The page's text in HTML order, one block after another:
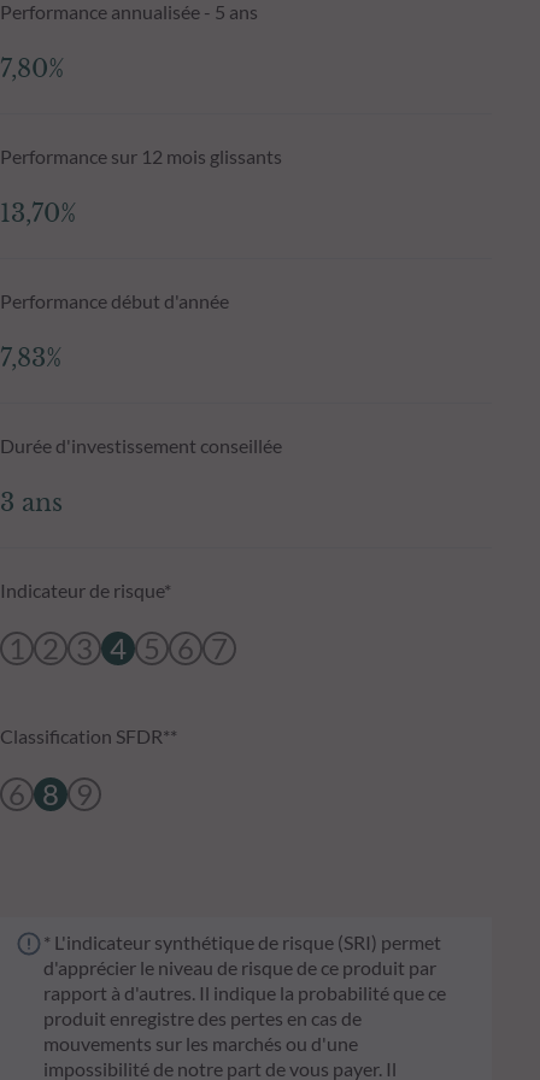
Performance annualisée - 5 ans
7,80%
Performance sur 12 mois glissants
13,70%
Performance début d'année
7,83%
Durée d'investissement conseillée
3 ans
Indicateur de risque*
1 2 3 4 5 6 7
Classification SFDR**
6 8 9
* L'indicateur synthétique de risque (SRI) permet
d'apprécier le niveau de risque de ce produit par
rapport à d'autres. Il indique la probabilité que ce
produit enregistre des pertes en cas de
mouvements sur les marchés ou d'une
impossibilité de notre part de vous payer. Il